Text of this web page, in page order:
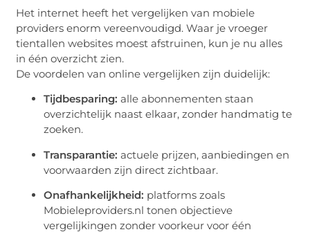
Het internet heeft het vergelijken van mobiele
providers enorm vereenvoudigd. Waar je vroeger
tientallen websites moest afstruinen, kun je nu alles
in één overzicht zien.
De voordelen van online vergelijken zijn duidelijk:
Tijdbesparing: alle abonnementen staan
overzichtelijk naast elkaar, zonder handmatig te
zoeken.
Transparantie: actuele prijzen, aanbiedingen en
voorwaarden zijn direct zichtbaar.
Onafhankelijkheid: platforms zoals
Mobieleproviders.nl tonen objectieve
vergelijkingen zonder voorkeur voor één